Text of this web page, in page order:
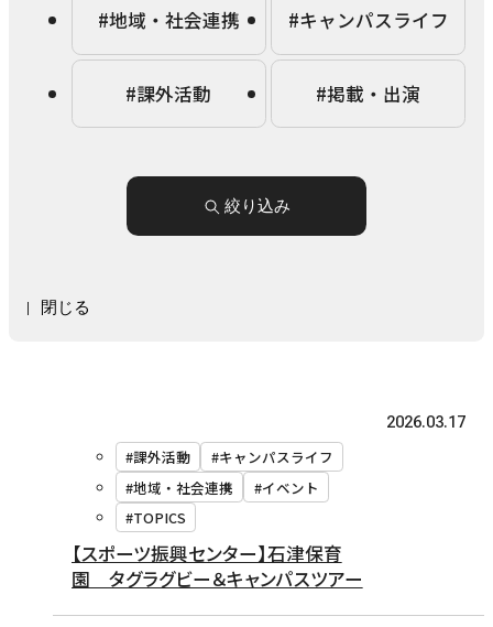
教員紹介
全学教育機構
#地域・社会連携 #キャンパスライフ
#課外活動 #掲載・出演
絞り込み
閉じる
2026.03.17
#課外活動
#キャンパスライフ
#地域・社会連携
#イベント
#TOPICS
【スポーツ振興センター】石津保育
園 タグラグビー＆キャンパスツアー